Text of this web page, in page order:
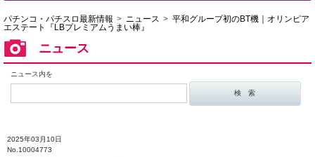
パチンコ・パチスロ最新情報 ニュース
平和グループ初のBT機｜オリンピア
エステート『LBプレミアムうまい棒』
ニュース
ニュース内を
2025年03月10日
No.10004773